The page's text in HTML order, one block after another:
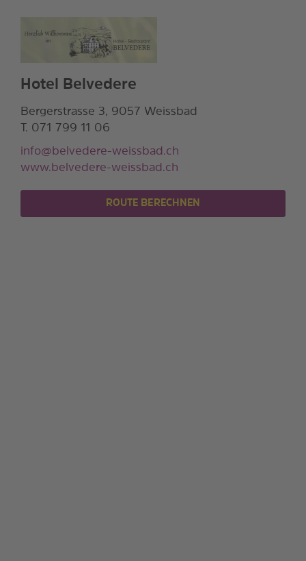
Hotel Belvedere
Bergerstrasse 3, 9057 Weissbad
T. 071 799 11 06
info@belvedere-weissbad.ch
www.belvedere-weissbad.ch
ROUTE BERECHNEN